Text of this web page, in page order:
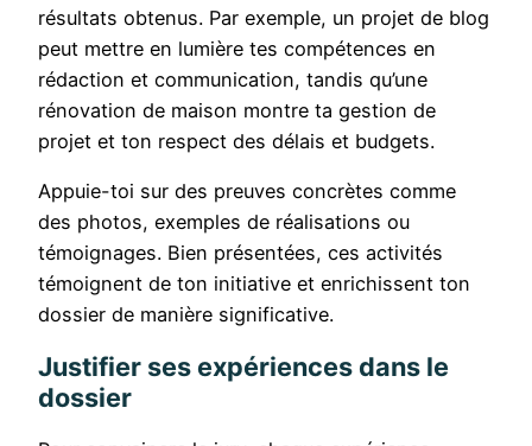
résultats obtenus. Par exemple, un projet de blog
peut mettre en lumière tes compétences en
rédaction et communication, tandis qu’une
rénovation de maison montre ta gestion de
projet et ton respect des délais et budgets.
Appuie-toi sur des preuves concrètes comme
des photos, exemples de réalisations ou
témoignages. Bien présentées, ces activités
témoignent de ton initiative et enrichissent ton
dossier de manière significative.
Justifier ses expériences dans le
dossier